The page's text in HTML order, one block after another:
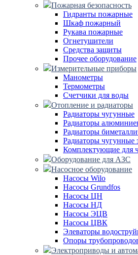
Пожарная безопасность
Гидранты пожарные
Шкаф пожарный
Рукава пожарные
Огнетушители
Средства защиты
Прочее оборудование
Измерительные приборы
Манометры
Термометры
Счетчики для воды
Отопление и радиаторы
Радиаторы чугунные
Радиаторы
Радиаторы
Радиаторы чугунные
Комплектующие для
Оборудование для АЗС
Насосное оборудование
Насосы Wilo
Насосы Grundfos
Насосы ЦН
Насосы НД
Насосы ЭЦВ
Насосы ЦВК
Элеваторы
Опоры
Электроприводы и